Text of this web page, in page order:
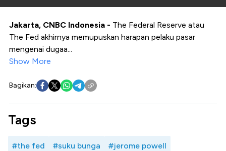
Jakarta, CNBC Indonesia - The Federal Reserve atau
The Fed akhirnya memupuskan harapan pelaku pasar
mengenai dugaa...
Show More
Bagikan:
Tags
#the fed #suku bunga #jerome powell